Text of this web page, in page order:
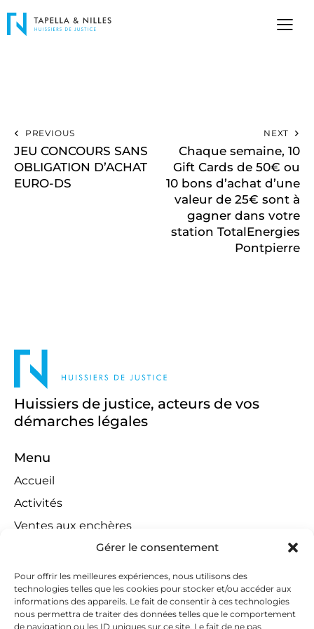
Gérer le consentement
Pour offrir les meilleures expériences, nous utilisons des
technologies telles que les cookies pour stocker et/ou accéder aux
informations des appareils. Le fait de consentir à ces technologies
nous permettra de traiter des données telles que le comportement
de navigation ou les ID uniques sur ce site. Le fait de ne pas
PREVIOUS
JEU CONCOURS SANS
OBLIGATION D’ACHAT
EURO-DS
NEXT
Chaque semaine, 10
Gift Cards de 50€ ou
10 bons d’achat d’une
valeur de 25€ sont à
gagner dans votre
station TotalEnergies
Pontpierre
Huissiers de justice, acteurs de vos
démarches légales
Menu
Accueil
Activités
Ventes aux enchères
Compétences territoriales
Jeux concours
Liens
Contact